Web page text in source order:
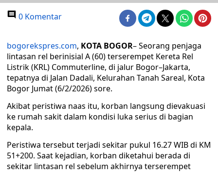
0 Komentar
bogorekspres.com, KOTA BOGOR– Seorang penjaga
lintasan rel berinisial A (60) terserempet Kereta Rel
Listrik (KRL) Commuterline, di jalur Bogor–Jakarta,
tepatnya di Jalan Dadali, Kelurahan Tanah Sareal, Kota
Bogor Jumat (6/2/2026) sore.
Akibat peristiwa naas itu, korban langsung dievakuasi
ke rumah sakit dalam kondisi luka serius di bagian
kepala.
Peristiwa tersebut terjadi sekitar pukul 16.27 WIB di KM
51+200. Saat kejadian, korban diketahui berada di
sekitar lintasan rel sebelum akhirnya terserempet